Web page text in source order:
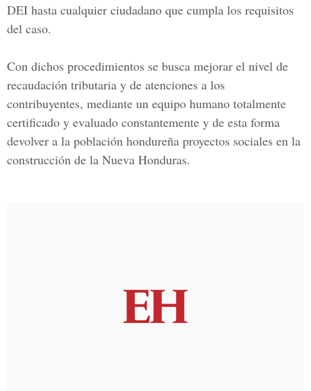
DEI hasta cualquier ciudadano que cumpla los requisitos
del caso.
Con dichos procedimientos se busca mejorar el nivel de
recaudación tributaria y de atenciones a los
contribuyentes, mediante un equipo humano totalmente
certificado y evaluado constantemente y de esta forma
devolver a la población hondureña proyectos sociales en la
construcción de la Nueva Honduras.